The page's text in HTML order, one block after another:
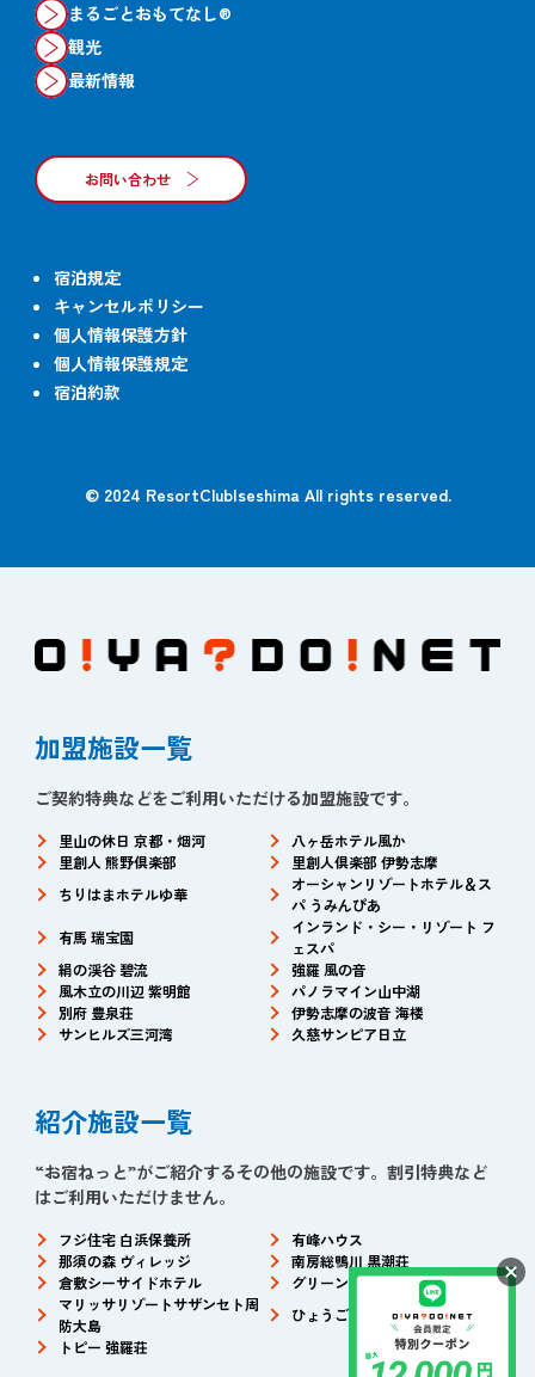
まるごとおもてなし®
観光
最新情報
お問い合わせ
宿泊規定
キャンセルポリシー
個人情報保護方針
個人情報保護規定
宿泊約款
© 2024 ResortClubIseshima All rights reserved.
加盟施設一覧
ご契約特典などをご利用いただける加盟施設です。
里山の休日 京都・烟河
八ヶ岳ホテル風か
里創人 熊野倶楽部
里創人倶楽部 伊勢志摩
ちりはまホテルゆ華
オーシャンリゾートホテル＆ス
パ うみんぴあ
有馬 瑞宝園
インランド・シー・リゾート フ
ェスパ
絹の渓谷 碧流
強羅 風の音
風木立の川辺 紫明館
パノラマイン山中湖
別府 豊泉荘
伊勢志摩の波音 海楼
サンヒルズ三河湾
久慈サンピア日立
紹介施設一覧
“お宿ねっと”がご紹介するその他の施設です。割引特典など
はご利用いただけません。
フジ住宅 白浜保養所
有峰ハウス
那須の森 ヴィレッジ
南房総鴨川 黒潮荘
倉敷シーサイドホテル
グリーンビュー立山
マリッサリゾートサザンセト周
防大島
ひょうご共済会館
トピー 強羅荘